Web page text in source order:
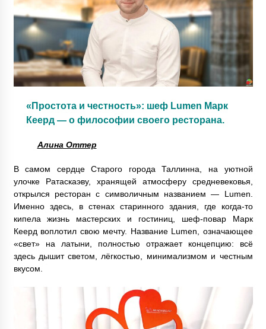
«Простота и честность»: шеф Lumen Марк
Кеерд — о философии своего ресторана.
Алина Оттер
В самом сердце Старого города Таллинна, на уютной
улочке Ратаскаэву, хранящей атмосферу средневековья,
открылся ресторан с символичным названием — Lumen.
Именно здесь, в стенах старинного здания, где когда-то
кипела жизнь мастерских и гостиниц, шеф-повар Марк
Кеерд воплотил свою мечту. Название Lumen, означающее
«свет» на латыни, полностью отражает концепцию: всё
здесь дышит светом, лёгкостью, минимализмом и честным
вкусом.